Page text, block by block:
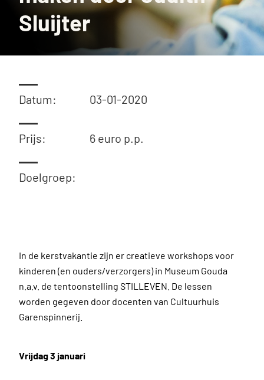
Sluijter
Datum: 03-01-2020
Prijs: 6 euro p.p.
Doelgroep:
In de kerstvakantie zijn er creatieve workshops voor
kinderen (en ouders/verzorgers) in Museum Gouda
n.a.v. de tentoonstelling STILLEVEN. De lessen
worden gegeven door docenten van Cultuurhuis
Garenspinnerij.
Vrijdag 3 januari